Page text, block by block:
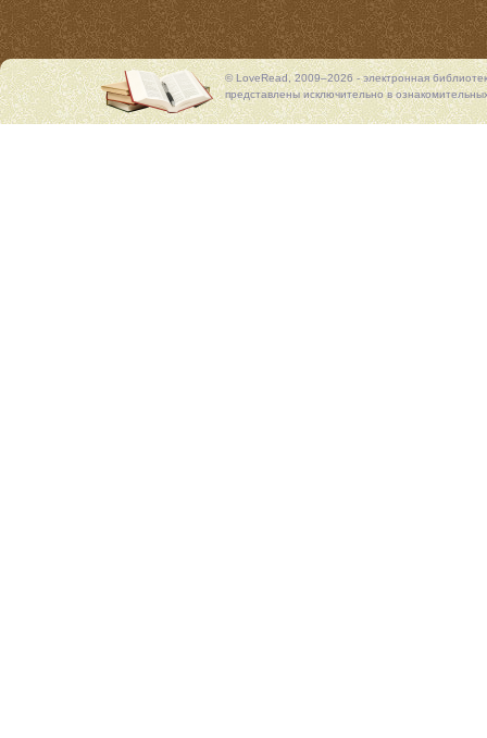
© LoveRead, 2009–2026 - электронная
представлены исключительно в